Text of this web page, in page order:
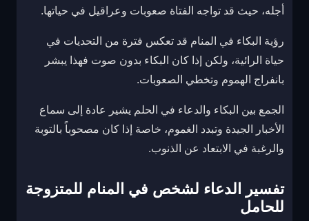
أجله، حيث قد تواجه الفتاة صعوبات وعراقيل في حياتها.
رؤية البكاء في المنام قد تعكس فترة من التحديات في
حياة الرائية، ولكن إذا كان البكاء بدون صوت فهذا يبشر
بانفراج الهموم وتخطي الصعوبات.
الجمع بين البكاء والدعاء في الحلم يشير عادة إلى سماع
الأخبار الجيدة وتبدد الغموم، خاصة إذا كان مصحوباً بالتوبة
والرغبة في الابتعاد عن الذنوب.
تفسير الدعاء لشخص في المنام للمتزوجة
للحامل